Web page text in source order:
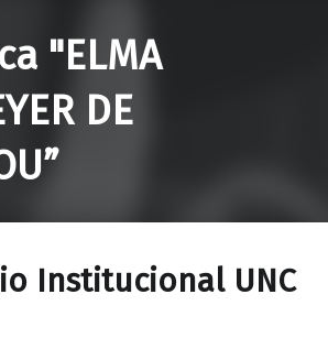
"ELMA
DE
Institucional UNC